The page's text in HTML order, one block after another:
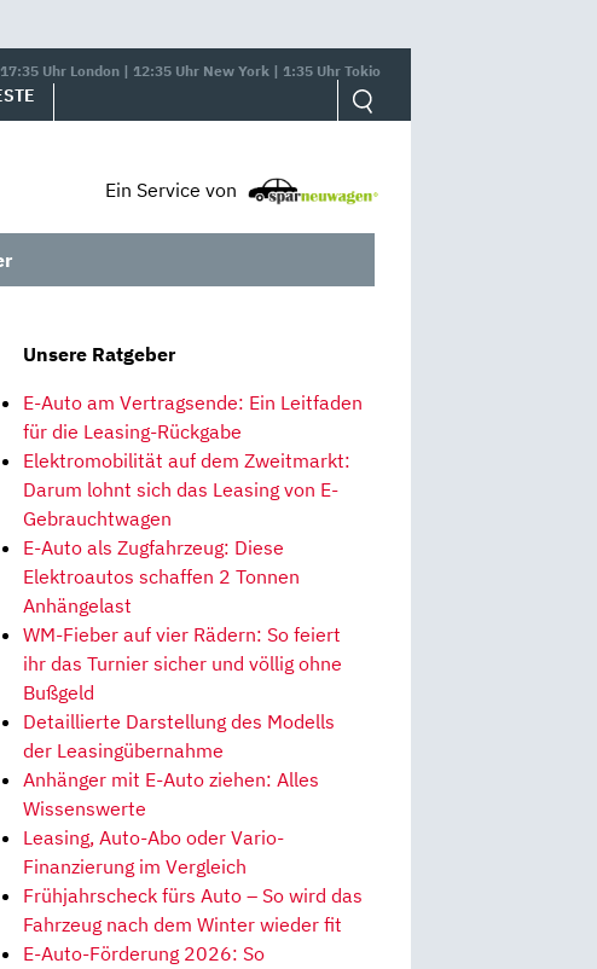
Uhr London | 12:35 Uhr New York | 1:35 Uhr Tokio
Ein Service von
Unsere Ratgeber
E-Auto am Vertragsende: Ein Leitfaden
für die Leasing-Rückgabe
Elektromobilität auf dem Zweitmarkt:
Darum lohnt sich das Leasing von E-
Gebrauchtwagen
E-Auto als Zugfahrzeug: Diese
Elektroautos schaffen 2 Tonnen
Anhängelast
WM-Fieber auf vier Rädern: So feiert
ihr das Turnier sicher und völlig ohne
Bußgeld
Detaillierte Darstellung des Modells
der Leasingübernahme
Anhänger mit E-Auto ziehen: Alles
Wissenswerte
Leasing, Auto-Abo oder Vario-
Finanzierung im Vergleich
Frühjahrscheck fürs Auto – So wird das
Fahrzeug nach dem Winter wieder fit
E-Auto-Förderung 2026: So